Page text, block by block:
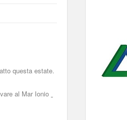
questa estate.
al Mar Ionio